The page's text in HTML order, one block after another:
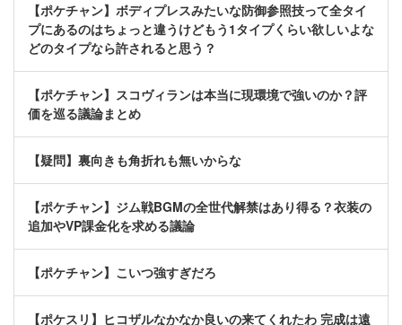
【ポケチャン】ボディプレスみたいな防御参照技って全タイ
プにあるのはちょっと違うけどもう1タイプくらい欲しいよな
どのタイプなら許されると思う？
【ポケチャン】スコヴィランは本当に現環境で強いのか？評
価を巡る議論まとめ
【疑問】裏向きも角折れも無いからな
【ポケチャン】ジム戦BGMの全世代解禁はあり得る？衣装の
追加やVP課金化を求める議論
【ポケチャン】こいつ強すぎだろ
【ポケスリ】ヒコザルなかなか良いの来てくれたわ 完成は遠